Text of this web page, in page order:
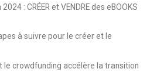
2024 : CRÉER et VENDRE des eBOOKS
à suivre pour le créer et le
le crowdfunding accélère la transition